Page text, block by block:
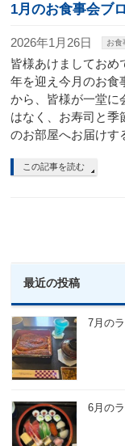
1月のお食事会ブ
2026年1月26日 お食
皆様あけましておめ
年を迎え今月のお食
から、皆様が一堂に
はなく、お寿司と季
のお部屋へお届けす
この記事を読む
最近の投稿
7月の
6月の